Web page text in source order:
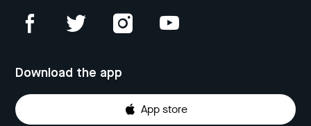
Download the app
App store